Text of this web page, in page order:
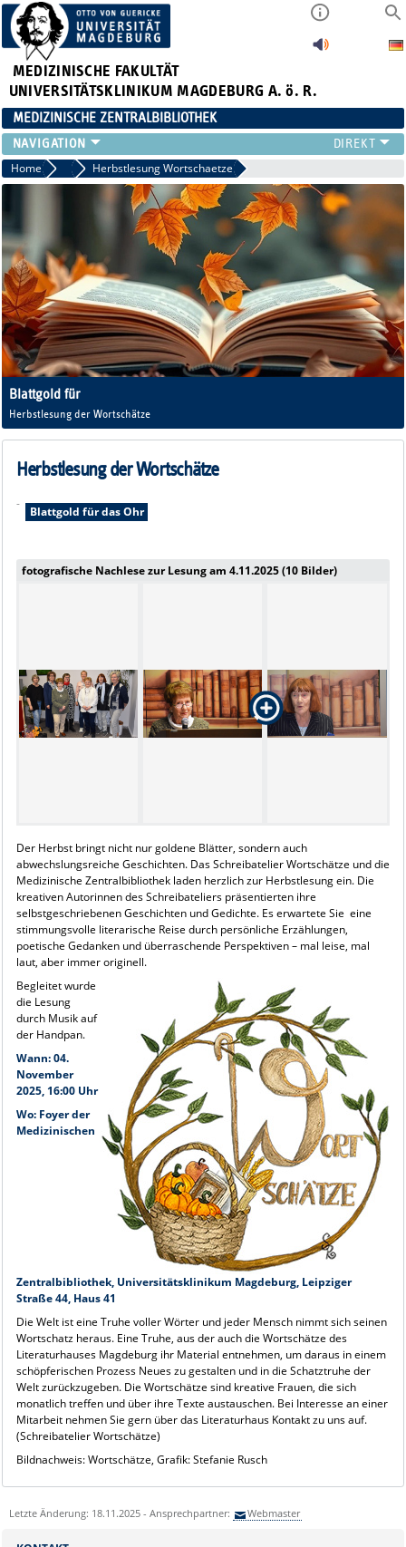
MEDIZINISCHE FAKULTÄT
UNIVERSITÄTSKLINIKUM MAGDEBURG A. ö. R.
MEDIZINISCHE ZENTRALBIBLIOTHEK
LITERATURSUCHE
INFORMATIONSKOMPETENZ
AKTUELLES
PUBLIZIEREN
NEU HIER?
SUCHE A-Z
Home 2025 Herbstlesung Wortschaetze
Blattgold für
das Ohr
Herbstlesung der Wortschätze
Herbstlesung der Wortschätze
-
Blattgold für das Ohr
fotografische Nachlese zur Lesung am 4.11.2025 (10 Bilder)
Der Herbst bringt nicht nur goldene Blätter, sondern auch
abwechslungsreiche Geschichten. Das Schreibatelier Wortschätze und die
Medizinische Zentralbibliothek laden herzlich zur Herbstlesung ein. Die
kreativen Autorinnen des Schreibateliers präsentierten ihre
selbstgeschriebenen Geschichten und Gedichte. Es erwartete Sie eine
stimmungsvolle literarische Reise durch persönliche Erzählungen,
poetische Gedanken und überraschende Perspektiven – mal leise, mal
laut, aber immer originell.
Begleitet wurde
die Lesung
durch Musik auf
der Handpan.
Wann: 04.
November
2025, 16:00 Uhr
Wo: Foyer der
Medizinischen
Zentralbibliothek, Universitätsklinikum Magdeburg, Leipziger
Straße 44, Haus 41
Die Welt ist eine Truhe voller Wörter und jeder Mensch nimmt sich seinen
Wortschatz heraus. Eine Truhe, aus der auch die Wortschätze des
Literaturhauses Magdeburg ihr Material entnehmen, um daraus in einem
schöpferischen Prozess Neues zu gestalten und in die Schatztruhe der
Welt zurückzugeben. Die Wortschätze sind kreative Frauen, die sich
monatlich treffen und über ihre Texte austauschen. Bei Interesse an einer
Mitarbeit nehmen Sie gern über das Literaturhaus Kontakt zu uns auf.
(Schreibatelier Wortschätze)
Bildnachweis: Wortschätze, Grafik: Stefanie Rusch
Letzte Änderung: 18.11.2025 - Ansprechpartner: Webmaster